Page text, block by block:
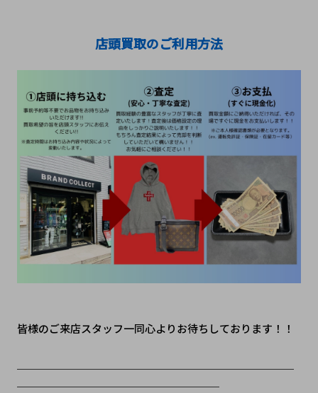
店頭買取のご利用方法
皆様のご来店スタッフ一同心よりお待ちしております！！